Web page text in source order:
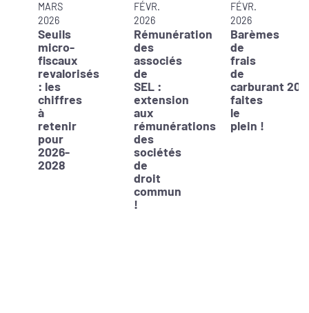
MARS
2026
Seuils
micro-
fiscaux
revalorisés
: les
chiffres
à
retenir
pour
2026-
2028
FÉVR.
2026
Rémunération
des
associés
de
SEL :
extension
aux
rémunérations
des
sociétés
de
droit
commun
!
FÉVR.
2026
Barèmes
de
frais
de
carburant
faites
le
plein !